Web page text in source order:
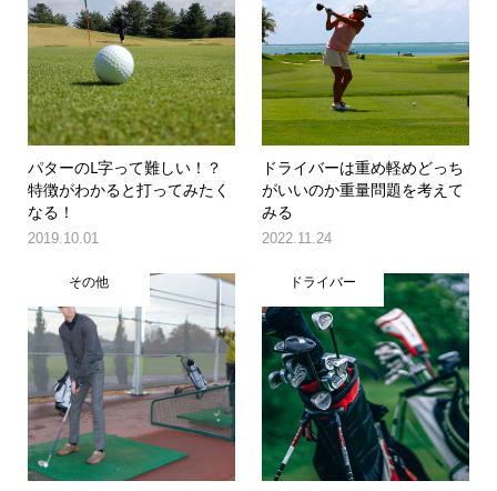
パターのL字って難しい！？
特徴がわかると打ってみたく
なる！
2019.10.01
ドライバーは重め軽めどっち
がいいのか重量問題を考えて
みる
2022.11.24
その他 ドライバー